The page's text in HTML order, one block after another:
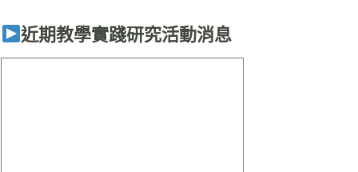
近期教學實踐研究活動消息